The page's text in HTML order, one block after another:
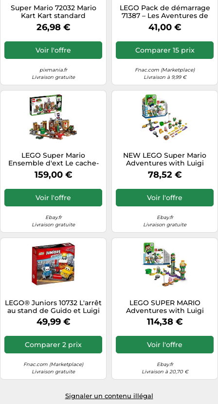
Super Mario 72032 Mario
Kart Kart standard
26,98 €
Voir l'offre
pixmania.fr
Livraison gratuite
LEGO Pack de démarrage
71387 – Les Aventures de
Luigi
41,00 €
Comparer 15 prix
Fnac.com (Marketplace)
Livraison à 9,99 €
LEGO Super Mario
Ensemble d'ext Le cache-
cache hanté de Luigi’s
Mansion 71401
159,00 €
Voir l'offre
Ebay.fr
Livraison gratuite
NEW LEGO Super Mario
Adventures with Luigi
Starter Course 71387
Building Kit
78,52 €
Voir l'offre
Ebay.fr
Livraison gratuite
LEGO® Juniors 10732 L'arrêt
au stand de Guido et Luigi
G
49,99 €
Comparer 2 prix
Fnac.com (Marketplace)
Livraison gratuite
LEGO SUPER MARIO
Adventures with Luigi
STARTER COURSE Block
Building Toy 71387
114,38 €
Voir l'offre
Ebay.fr
Livraison à 20,70 €
Signaler un contenu illégal